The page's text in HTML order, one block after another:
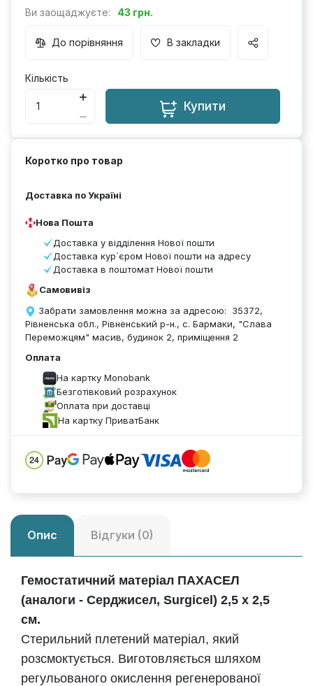
Ви заощаджуєте: 43 грн.
До порівняння В закладки
Кількість
Купити
Коротко про товар
Доставка по Україні
Нова Пошта
Доставка у відділення Нової пошти
Доставка кур`єром Нової пошти на адресу
Доставка в поштомат Нової пошти
Самовивіз
Забрати замовлення можна за адресою: 35372,
Рівненська обл., Рівненський р-н., с. Бармаки, "Слава
Переможцям" масив, будинок 2, приміщення 2
Оплата
На картку Monobank
Безготівковий розрахунок
Оплата при доставці
На картку ПриватБанк
Опис Відгуки (0)
Гемостатичний матеріал ПАХАСЕЛ
(аналоги - Серджисел, Surgicel) 2,5 х 2,5
см.
Стерильний плетений матеріал, який
розсмоктується. Виготовляється шляхом
регульованого окислення регенерованої